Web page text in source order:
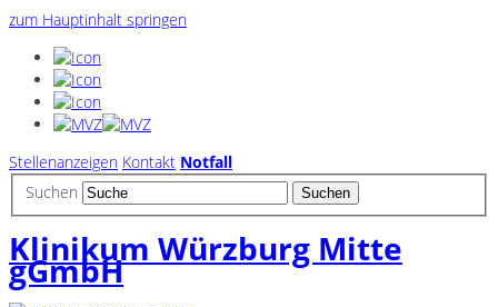
zum Hauptinhalt springen
Stellenanzeigen Kontakt Notfall
Suchen
Klinikum Würzburg Mitte
gGmbH